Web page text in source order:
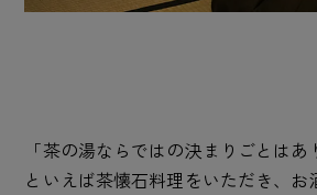
「茶の湯ならではの決まりごとは
といえば茶懐石料理をいただき、